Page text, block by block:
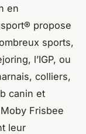
en
propose
sports,
l’IGP, ou
colliers,
canin et
Frisbee
leur